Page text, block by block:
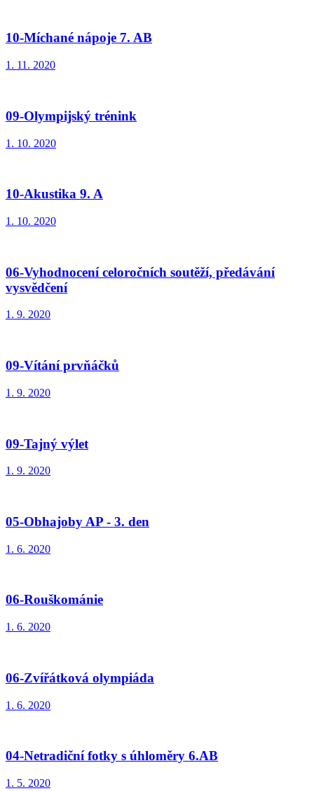
10-Míchané nápoje 7. AB
1. 11. 2020
09-Olympijský trénink
1. 10. 2020
10-Akustika 9. A
1. 10. 2020
06-Vyhodnocení celoročních soutěží, předávání
vysvědčení
1. 9. 2020
09-Vítání prvňáčků
1. 9. 2020
09-Tajný výlet
1. 9. 2020
05-Obhajoby AP - 3. den
1. 6. 2020
06-Rouškománie
1. 6. 2020
06-Zvířátková olympiáda
1. 6. 2020
04-Netradiční fotky s úhloměry 6.AB
1. 5. 2020